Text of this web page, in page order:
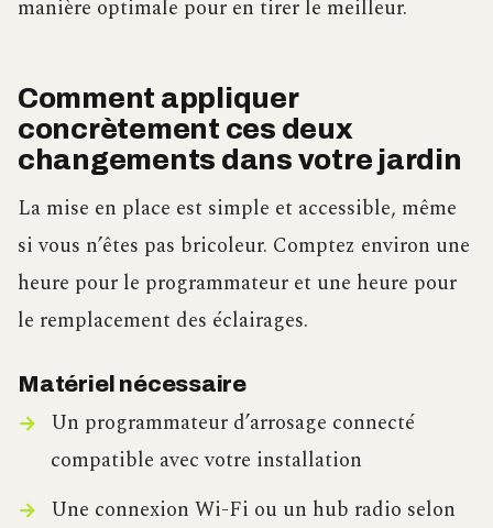
manière optimale pour en tirer le meilleur.
Comment appliquer
concrètement ces deux
changements dans votre jardin
La mise en place est simple et accessible, même
si vous n’êtes pas bricoleur. Comptez environ une
heure pour le programmateur et une heure pour
le remplacement des éclairages.
Matériel nécessaire
Un programmateur d’arrosage connecté
compatible avec votre installation
Une connexion Wi-Fi ou un hub radio selon